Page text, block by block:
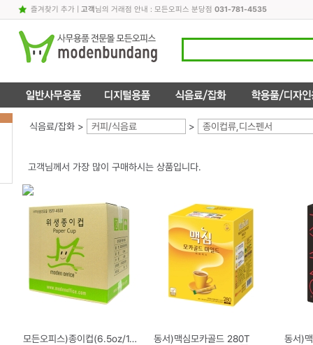
즐겨찾기 추가| 고객님의 거래점 안내 : 모든오피스 분당점 031-781-4535
식음료/잡화 > 커피/식음료 > 종이컵류,디스펜서
고객님께서 가장 많이 구매하시는 상품입니다.
모든오피스)종이컵(6.5oz/1,000개/BOX)180g
동서)맥심모카골드 280T
동서)맥심 카